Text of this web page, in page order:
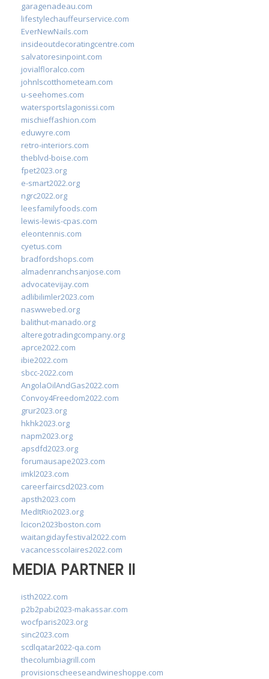
garagenadeau.com
lifestylechauffeurservice.com
EverNewNails.com
insideoutdecoratingcentre.com
salvatoresinpoint.com
jovialfloralco.com
johnlscotthometeam.com
u-seehomes.com
watersportslagonissi.com
mischieffashion.com
eduwyre.com
retro-interiors.com
theblvd-boise.com
fpet2023.org
e-smart2022.org
ngrc2022.org
leesfamilyfoods.com
lewis-lewis-cpas.com
eleontennis.com
cyetus.com
bradfordshops.com
almadenranchsanjose.com
advocatevijay.com
adlibilimler2023.com
naswwebed.org
balithut-manado.org
alteregotradingcompany.org
aprce2022.com
ibie2022.com
sbcc-2022.com
AngolaOilAndGas2022.com
Convoy4Freedom2022.com
grur2023.org
hkhk2023.org
napm2023.org
apsdfd2023.org
forumausape2023.com
imkl2023.com
careerfaircsd2023.com
apsth2023.com
MedItRio2023.org
lcicon2023boston.com
waitangidayfestival2022.com
vacancesscolaires2022.com
MEDIA PARTNER II
isth2022.com
p2b2pabi2023-makassar.com
wocfparis2023.org
sinc2023.com
scdlqatar2022-qa.com
thecolumbiagrill.com
provisionscheeseandwineshoppe.com